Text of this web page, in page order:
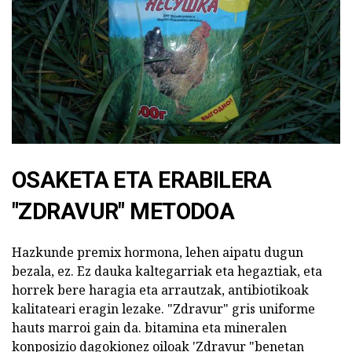
OSAKETA ETA ERABILERA
"ZDRAVUR" METODOA
Hazkunde premix hormona, lehen aipatu dugun
bezala, ez. Ez dauka kaltegarriak eta hegaztiak, eta
horrek bere haragia eta arrautzak, antibiotikoak
kalitateari eragin lezake. "Zdravur" gris uniforme
hauts marroi gain da. bitamina eta mineralen
konposizio dagokionez oiloak 'Zdravur "benetan